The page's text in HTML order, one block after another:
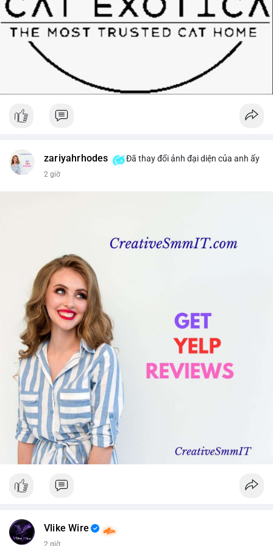
zariyahrhodes Đã thay đổi ảnh đại diện của anh ấy
2 giờ
Vlike Wire